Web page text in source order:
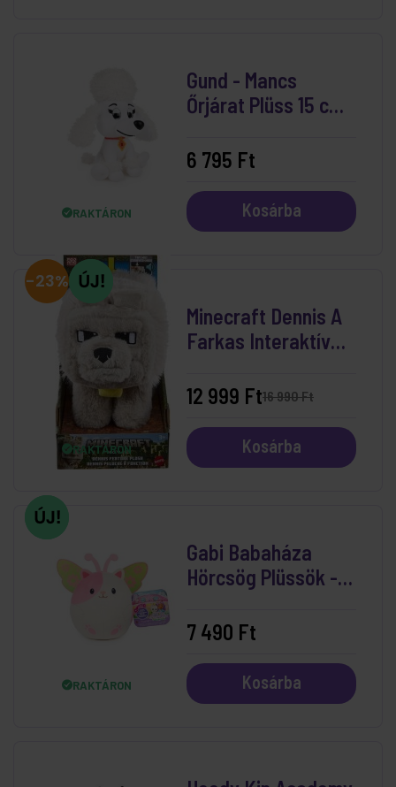
RAKTÁRON
Gund - Mancs
Őrjárat Plüss 15 cm
6 795 Ft
Kosárba
-23%
RAKTÁRON
Minecraft Dennis A
Farkas Interaktív
16 990 Ft
12 999 Ft
Kosárba
RAKTÁRON
Gabi Babaháza
Hörcsög Plüssök -
7 490 Ft
Kosárba